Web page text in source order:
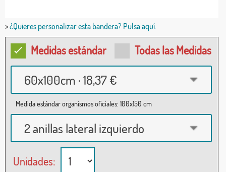
>¿Quieres personalizar esta bandera? Pulsa aquí.
Medidas estándar Todas las Medidas
60x100cm · 18,37 €
Medida estándar organismos oficiales: 100x150 cm
2 anillas lateral izquierdo
Unidades: